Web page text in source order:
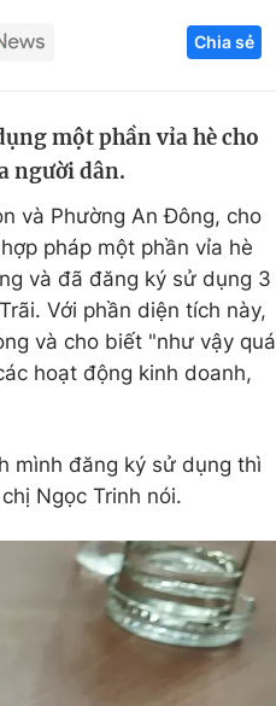
Hitech Công
Thị trường
Chia sẻ
một phần vỉa hè cho
người dân.
và Phường An Đông, cho
pháp một phần vỉa hè
và đã đăng ký sử dụng 3
Với phần diện tích này,
và cho biết "như vậy quá
hoạt động kinh doanh,
mình đăng ký sử dụng thì
Ngọc Trinh nói.